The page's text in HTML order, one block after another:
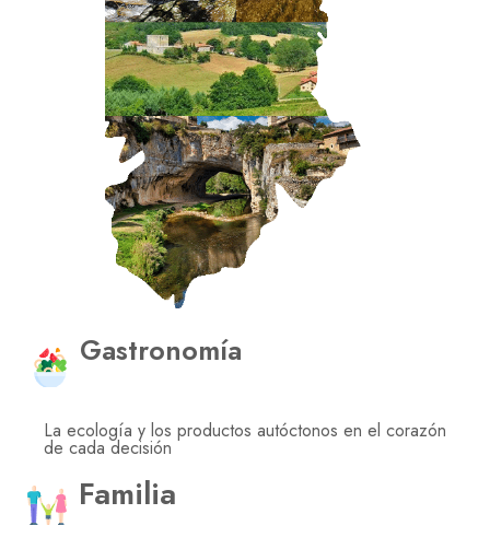
Gastronomía
La ecología y los productos autóctonos en el corazón
de cada decisión
Familia